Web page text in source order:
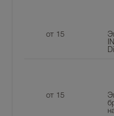
от 15
от 15